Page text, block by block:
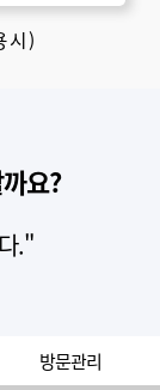
시 )
요?
."
방문관리